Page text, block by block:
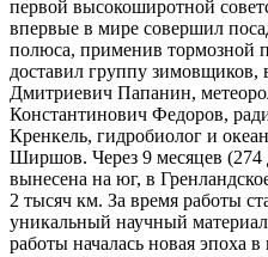
первой высокоширотной
впервые в мире совершил
полюса, применив тормозной
доставил группу
Дмитриевич Папанин,
Константинович Федоров,
Кренкель, гидробиолог и
Ширшов. Через 9 месяцев (274
вынесена на юг, в
2 тысяч км. За время работы
уникальный научный
работы началась новая эпоха